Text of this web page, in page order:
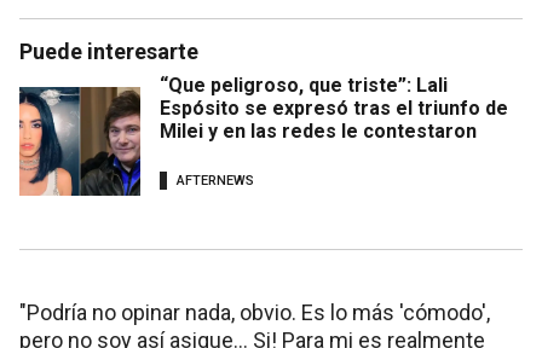
Puede interesarte
“Que peligroso, que triste”: Lali
Espósito se expresó tras el triunfo de
Milei y en las redes le contestaron
AFTERNEWS
"Podría no opinar nada, obvio. Es lo más 'cómodo',
pero no soy así asique... Si! Para mi es realmente